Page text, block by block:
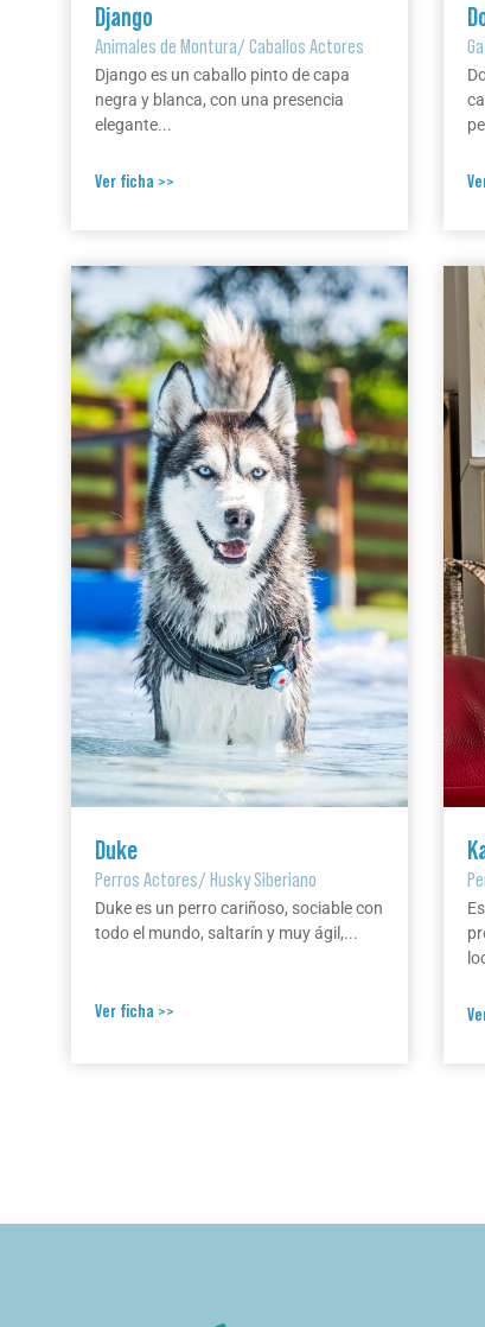
Django
Animales de Montura/Caballos Actores
Django es un caballo pinto de capa
negra y blanca, con una presencia
elegante...
Ver ficha >>
Duke
Perros Actores/Husky Siberiano
Duke es un perro cariñoso, sociable con
todo el mundo, saltarín y muy ágil,...
Ver ficha >>